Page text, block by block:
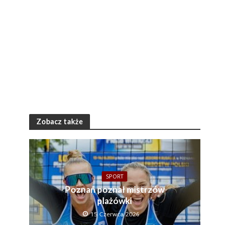
Zobacz także
SPORT
Poznań poznał mistrzów
plażówki
15 Czerwca 2026